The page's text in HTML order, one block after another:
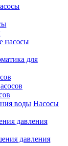
насосы
для
Насосы
давления
давления